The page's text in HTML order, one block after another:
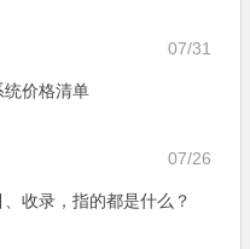
07/31
统价格清单
07/26
收录，指的都是什么？